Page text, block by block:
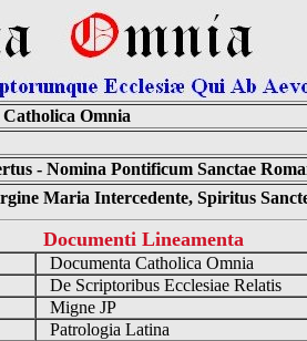
Omnia
- Nomina Pontificum Sanctae
Maria Intercedente, Spiritus
Documenti Lineamenta
Documenta Catholica Omnia
De Scriptoribus Ecclesiae Relatis
Migne JP
Patrologia Latina